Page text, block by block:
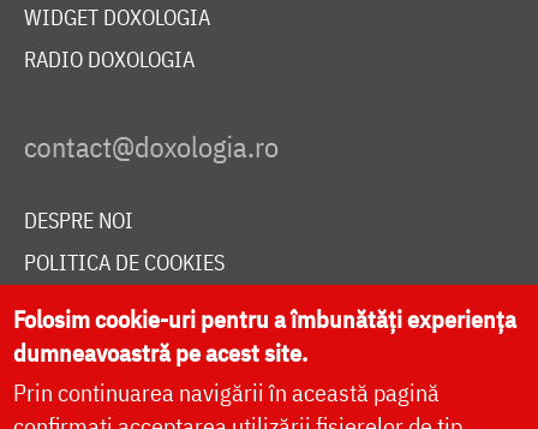
WIDGET DOXOLOGIA
RADIO DOXOLOGIA
DESPRE NOI
POLITICA DE COOKIES
DONEAZĂ ONLINE PENTRU CATEDRALA NAȚIONALĂ
LIVE
Folosim cookie-uri pentru a îmbunătăți experiența
dumneavoastră pe acest site.
Prin continuarea navigării în această pagină